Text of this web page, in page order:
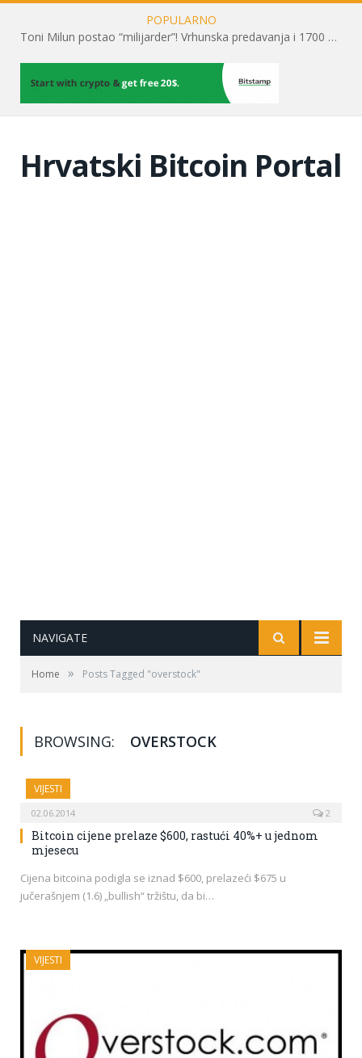
POPULARNO
Toni Milun postao “milijarder”! Vrhunska predavanja i 1700 posjetitelja obilježili su mjesec financijske pismenosti
Hrvatski Bitcoin Portal
NAVIGATE
Home » Posts Tagged "overstock"
BROWSING: OVERSTOCK
VIJESTI
02.06.2014 2
Bitcoin cijene prelaze $600, rastući 40%+ u jednom
mjesecu
Cijena bitcoina podigla se iznad $600, prelazeći $675 u
jučerašnjem (1.6) „bullish“ tržištu, da bi…
VIJESTI